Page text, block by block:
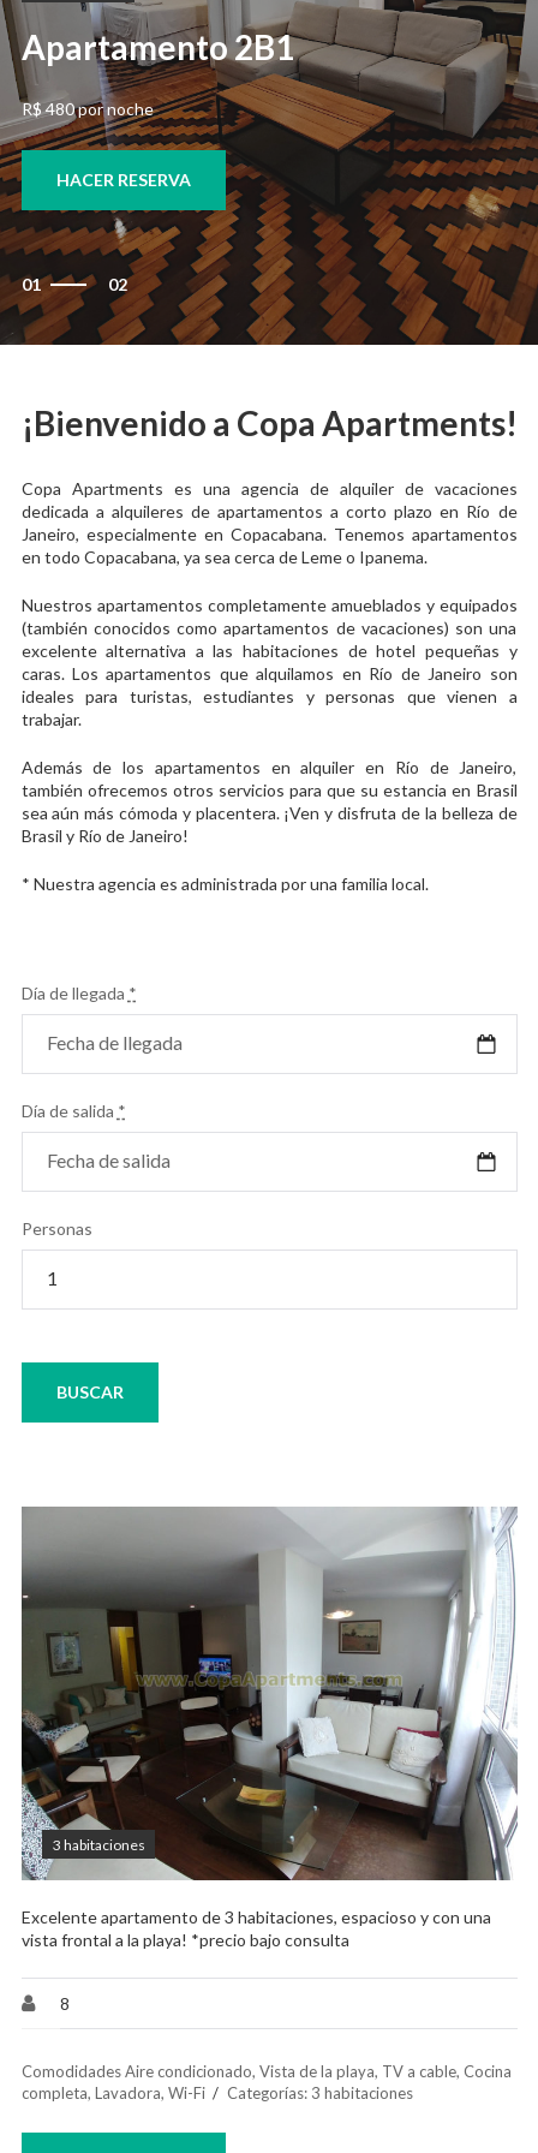
Apartamento 2B1
R$ 480 por noche
HACER RESERVA
01 02
¡Bienvenido a Copa Apartments!
Copa Apartments es una agencia de alquiler de vacaciones
dedicada a alquileres de apartamentos a corto plazo en Río de
Janeiro, especialmente en Copacabana. Tenemos apartamentos
en todo Copacabana, ya sea cerca de Leme o Ipanema.
Nuestros apartamentos completamente amueblados y equipados
(también conocidos como apartamentos de vacaciones) son una
excelente alternativa a las habitaciones de hotel pequeñas y
caras. Los apartamentos que alquilamos en Río de Janeiro son
ideales para turistas, estudiantes y personas que vienen a
trabajar.
Además de los apartamentos en alquiler en Río de Janeiro,
también ofrecemos otros servicios para que su estancia en Brasil
sea aún más cómoda y placentera. ¡Ven y disfruta de la belleza de
Brasil y Río de Janeiro!
* Nuestra agencia es administrada por una familia local.
Día de llegada *
Día de salida *
Personas
3 habitaciones
Excelente apartamento de 3 habitaciones, espacioso y con una
vista frontal a la playa! *precio bajo consulta
8
Comodidades Aire condicionado, Vista de la playa, TV a cable, Cocina
completa, Lavadora, Wi-Fi Categorías: 3 habitaciones